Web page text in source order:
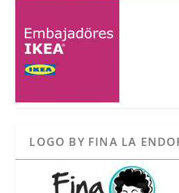
LOGO BY FINA LA